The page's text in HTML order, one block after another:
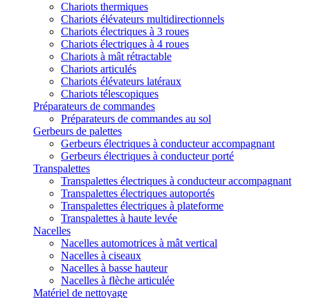
Chariots thermiques
Chariots élévateurs multidirectionnels
Chariots électriques à 3 roues
Chariots électriques à 4 roues
Chariots à mât rétractable
Chariots articulés
Chariots élévateurs latéraux
Chariots télescopiques
Préparateurs de commandes
Préparateurs de commandes au sol
Gerbeurs de palettes
Gerbeurs électriques à conducteur accompagnant
Gerbeurs électriques à conducteur porté
Transpalettes
Transpalettes électriques à conducteur accompagnant
Transpalettes électriques autoportés
Transpalettes électriques à plateforme
Transpalettes à haute levée
Nacelles
Nacelles automotrices à mât vertical
Nacelles à ciseaux
Nacelles à basse hauteur
Nacelles à flèche articulée
Matériel de nettoyage